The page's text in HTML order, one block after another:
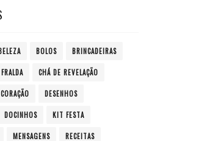
BOLOS BRINCADEIRAS
CHÁ DE REVELAÇÃO
DESENHOS
DOCINHOS KIT FESTA
MENSAGENS RECEITAS